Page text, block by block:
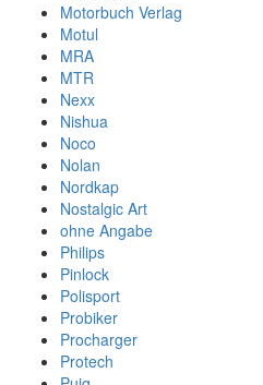
Motorbuch Verlag
Motul
MRA
MTR
Nexx
Nishua
Noco
Nolan
Nordkap
Nostalgic Art
ohne Angabe
Philips
Pinlock
Polisport
Probiker
Procharger
Protech